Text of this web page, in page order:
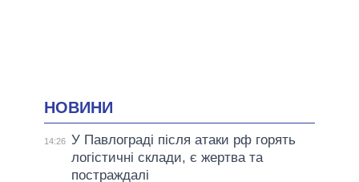
НОВИНИ
14:26 У Павлограді після атаки рф горять
логістичні склади, є жертва та
постраждалі